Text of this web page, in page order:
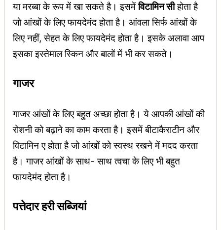
या मरब्बा के रूप में खा सकते है। इसमेंविटामिन सीहोता है
जो आंखों के लिए फायदेमंद होता है। आंवला सिर्फ आंखों के
लिए नहीं, सेहत के लिए फायदेमंद होता है। इसके अलावा आप
इसका इस्तेमाल स्किन और बालों में भी कर सकते।
गाजर
गाजर आंखों के लिए बहुत अच्छा होता है। ये आपकी आंखों की
रोशनी को बढ़ाने का काम करता है। इसमें बीटाकैराटीन और
विटामिन ए होता है जो आंखों को स्वस्थ रखने में मदद करता
है। गाजर आंखों के साथ- साथ त्वचा के लिए भी बहुत
फायदेमंद होता है।
पत्तेदार हरी सब्जियां